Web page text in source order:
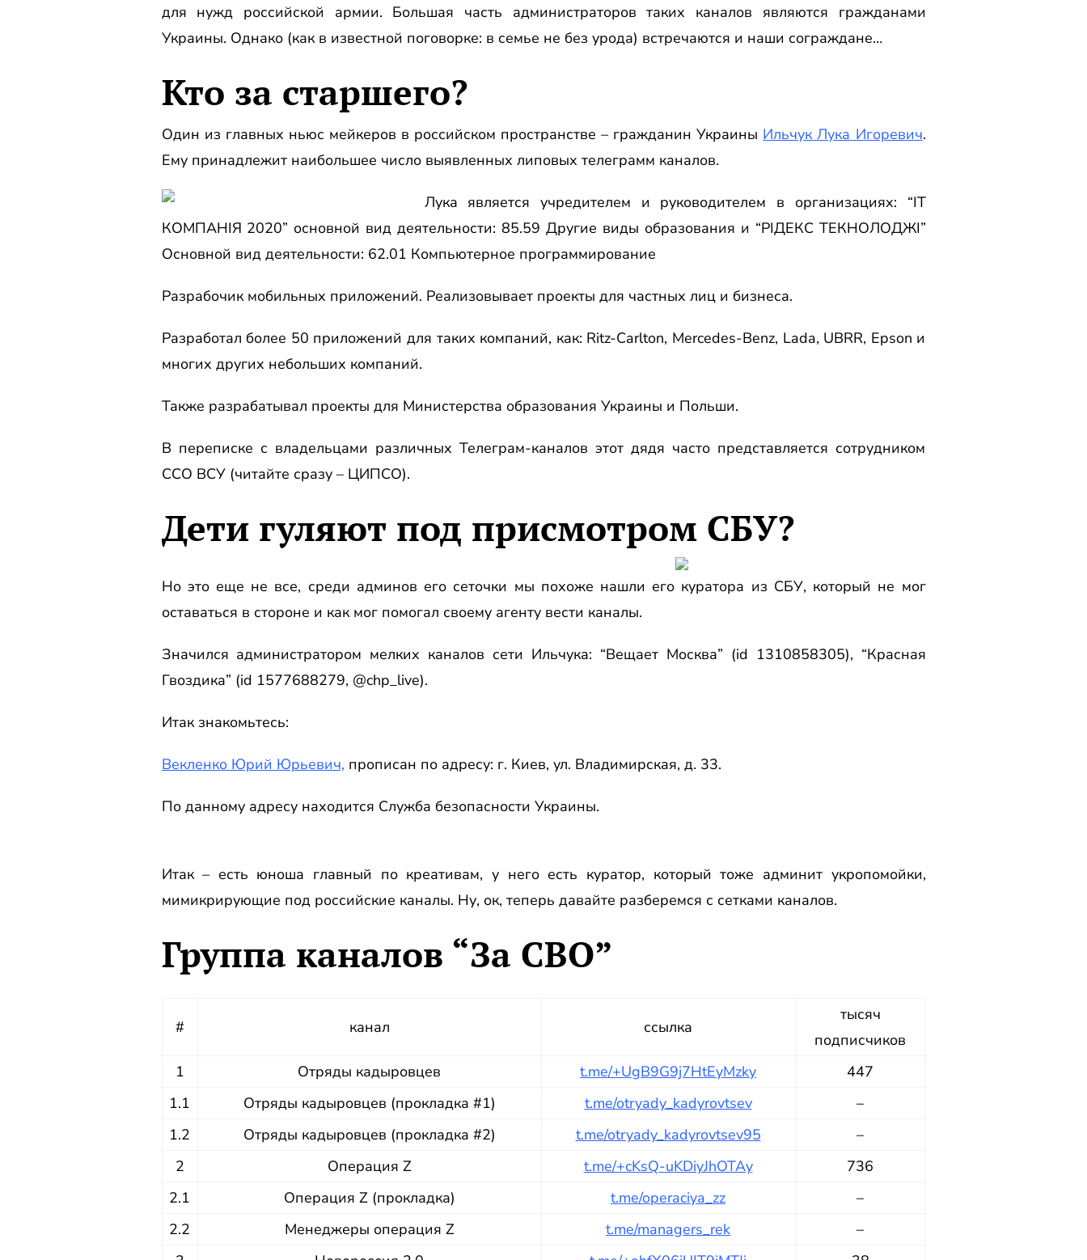
для нужд российской армии. Большая часть администраторов таких каналов являются гражданами
Украины. Однако (как в известной поговорке: в семье не без урода) встречаются и наши сограждане…
Кто за старшего?
Один из главных ньюс мейкеров в российском пространстве – гражданин Украины Ильчук Лука Игоревич.
Ему принадлежит наибольшее число выявленных липовых телеграмм каналов.
Лука является учредителем и руководителем в организациях: “ІТ
КОМПАНІЯ 2020” основной вид деятельности: 85.59 Другие виды образования и “РІДЕКС ТЕКНОЛОДЖІ”
Основной вид деятельности: 62.01 Компьютерное программирование
Разрабочик мобильных приложений. Реализовывает проекты для частных лиц и бизнеса.
Разработал более 50 приложений для таких компаний, как: Ritz-Carlton, Mercedes-Benz, Lada, UBRR, Epson и
многих других небольших компаний.
Также разрабатывал проекты для Министерства образования Украины и Польши.
В переписке с владельцами различных Телеграм-каналов этот дядя часто представляется сотрудником
ССО ВСУ (читайте сразу – ЦИПСО).
Дети гуляют под присмотром СБУ?
Но это еще не все, среди админов его сеточки мы похоже нашли его куратора из СБУ, который не мог
оставаться в стороне и как мог помогал своему агенту вести каналы.
Значился администратором мелких каналов сети Ильчука: “Вещает Москва” (id 1310858305), “Красная
Гвоздика” (id 1577688279, @chp_live).
Итак знакомьтесь:
Векленко Юрий Юрьевич, прописан по адресу: г. Киев, ул. Владимирская, д. 33.
По данному адресу находится Служба безопасности Украины.
Итак – есть юноша главный по креативам, у него есть куратор, который тоже админит укропомойки,
мимикрирующие под российские каналы. Ну, ок, теперь давайте разберемся с сетками каналов.
Группа каналов “За СВО”
# канал ссылка
тысяч
подписчиков
1
Отряды кадыровцев t.me/+UgB9G9j7HtEyMzky
447
1.1
Отряды кадыровцев (прокладка #1) t.me/otryady_kadyrovtsev
–
1.2
Отряды кадыровцев (прокладка #2) t.me/otryady_kadyrovtsev95
–
2
Операция Z t.me/+cKsQ-uKDiyJhOTAy
736
2.1
Операция Z (прокладка) t.me/operaciya_zz
–
2.2
Менеджеры операция Z t.me/managers_rek
–